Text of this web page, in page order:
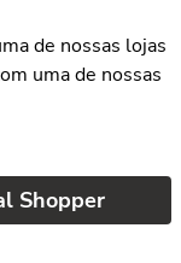
de nossas lojas
uma de nossas
Shopper